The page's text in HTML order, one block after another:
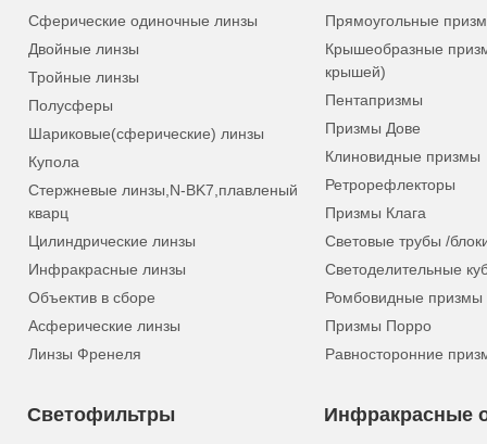
Сферические одиночные линзы
Двойные линзы
Тройные линзы
Полусферы
Шариковые(сферические) линзы
Купола
Стержневые линзы,N-BK7,плавленый
кварц
Цилиндрические линзы
Инфракрасные линзы
Объектив в сборе
Асферические линзы
Линзы Френеля
Прямоугольные
Крышеобразные
крышей)
Пентапризмы
Призмы Дове
Клиновидные призмы
Ретрорефлекторы
Призмы Клага
Световые трубы /
Светоделительные
Ромбовидные призмы
Призмы Порро
Равносторонние
Светофильтры Инфракрасные